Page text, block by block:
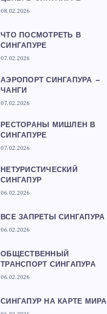
08.02.2026
ЧТО ПОСМОТРЕТЬ В
СИНГАПУРЕ
07.02.2026
АЭРОПОРТ СИНГАПУРА —
ЧАНГИ
07.02.2026
РЕСТОРАНЫ МИШЛЕН В
СИНГАПУРЕ
07.02.2026
НЕТУРИСТИЧЕСКИЙ
СИНГАПУР
06.02.2026
ВСЕ ЗАПРЕТЫ СИНГАПУРА
06.02.2026
ОБЩЕСТВЕННЫЙ
ТРАНСПОРТ СИНГАПУРА
06.02.2026
СИНГАПУР НА КАРТЕ МИРА